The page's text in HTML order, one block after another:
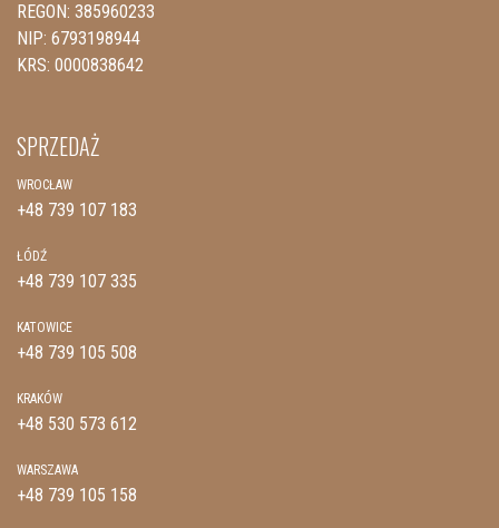
REGON: 385960233
NIP: 6793198944
KRS: 0000838642
SPRZEDAŻ
WROCŁAW
+48 739 107 183
ŁÓDŹ
+48 739 107 335
KATOWICE
+48 739 105 508
KRAKÓW
+48 530 573 612
WARSZAWA
+48 739 105 158